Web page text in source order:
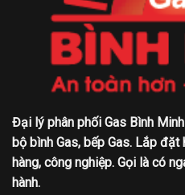
Đại lý phân phối Gas Bình
bộ bình Gas, bếp Gas. Lắp đặt
hàng, công nghiệp. Gọi là có
hành.